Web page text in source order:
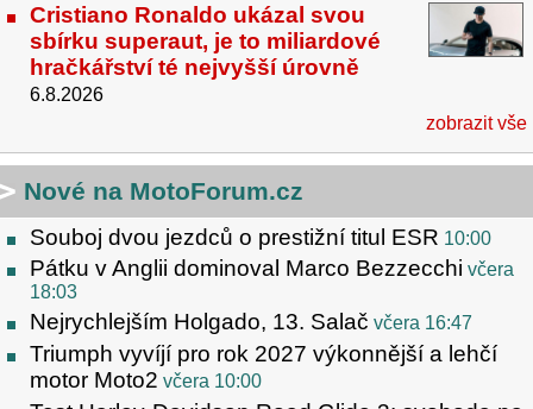
Cristiano Ronaldo ukázal svou
sbírku superaut, je to miliardové
hračkářství té nejvyšší úrovně
6.8.2026
zobrazit vše
Nové na MotoForum.cz
Souboj dvou jezdců o prestižní titul ESR 10:00
Pátku v Anglii dominoval Marco Bezzecchi včera
18:03
Nejrychlejším Holgado, 13. Salač včera 16:47
Triumph vyvíjí pro rok 2027 výkonnější a lehčí
motor Moto2 včera 10:00